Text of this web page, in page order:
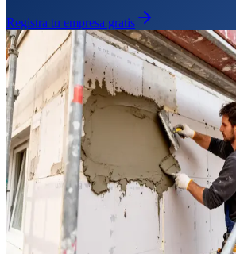
Registra tu empresa gratis